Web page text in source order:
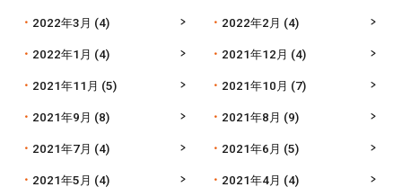
2022年3月 (4) 2022年2月 (4)
2022年1月 (4) 2021年12月 (4)
2021年11月 (5) 2021年10月 (7)
2021年9月 (8) 2021年8月 (9)
2021年7月 (4) 2021年6月 (5)
2021年5月 (4) 2021年4月 (4)